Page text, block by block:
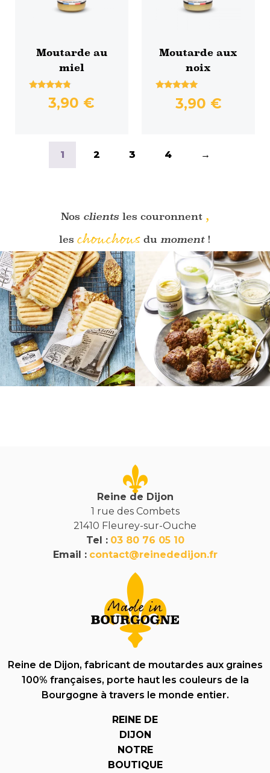
Moutarde au
miel
3,90 €
Moutarde aux
noix
3,90 €
1 2 3 4 →
Nos clients les couronnent ,
les chouchous du moment!
Reine de Dijon
1 rue des Combets
21410 Fleurey-sur-Ouche
Tel : 03 80 76 05 10
Email : contact@reinededijon.fr
Reine de Dijon, fabricant de moutardes aux graines
100% françaises, porte haut les couleurs de la
Bourgogne à travers le monde entier.
REINE DE
DIJON
NOTRE
BOUTIQUE